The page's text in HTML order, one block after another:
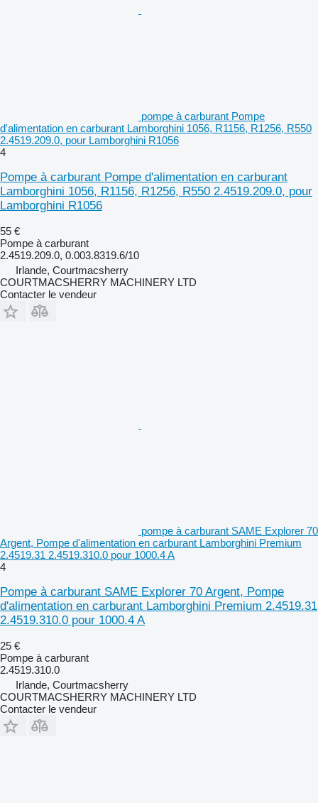
pompe à carburant Pompe
d'alimentation en carburant Lamborghini 1056, R1156, R1256, R550
2.4519.209.0, pour Lamborghini R1056
4
Pompe à carburant Pompe d'alimentation en carburant
Lamborghini 1056, R1156, R1256, R550 2.4519.209.0, pour
Lamborghini R1056
55 €
Pompe à carburant
2.4519.209.0, 0.003.8319.6/10
Irlande, Courtmacsherry
COURTMACSHERRY MACHINERY LTD
Contacter le vendeur
pompe à carburant SAME Explorer 70
Argent, Pompe d'alimentation en carburant Lamborghini Premium
2.4519.31 2.4519.310.0 pour 1000.4 A
4
Pompe à carburant SAME Explorer 70 Argent, Pompe
d'alimentation en carburant Lamborghini Premium 2.4519.31
2.4519.310.0 pour 1000.4 A
25 €
Pompe à carburant
2.4519.310.0
Irlande, Courtmacsherry
COURTMACSHERRY MACHINERY LTD
Contacter le vendeur